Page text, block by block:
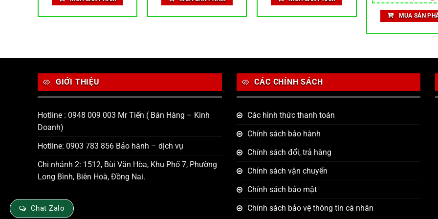
48,750 ₫. 72,100 ₫. 262,500 ₫.
hạng5.00
5 sao
gốc
là:
350,000 ₫.
MUA SẢN
GIỚI THIỆU
Hotline : 0948 009 003 Mr Tiến ( Bán Hàng – Kinh
Doanh)
Hotline: 0903 783 856 Bảo hành – dịch vụ
Chi nhánh 2: 1512, Bùi Văn Hòa, Khu Phố 7, Phường
Long Bình, Biên Hoà, Đồng Nai.
CÁC CHÍNH SÁCH
Các hình thức thanh toán
Chính sách bảo hành
Chính sách đổi, trả hàng
Chính sách vận chuyển
Chính sách bảo mật
Chính sách bảo vệ thông tin cá nhân
Chat Zalo